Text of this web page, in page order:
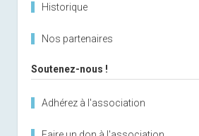
Historique
Nos partenaires
Soutenez-nous !
Adhérez à l'association